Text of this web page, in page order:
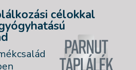
célokkal